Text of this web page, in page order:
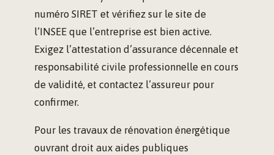
numéro SIRET et vérifiez sur le site de
l’INSEE que l’entreprise est bien active.
Exigez l’attestation d’assurance décennale et
responsabilité civile professionnelle en cours
de validité, et contactez l’assureur pour
confirmer.
Pour les travaux de rénovation énergétique
ouvrant droit aux aides publiques